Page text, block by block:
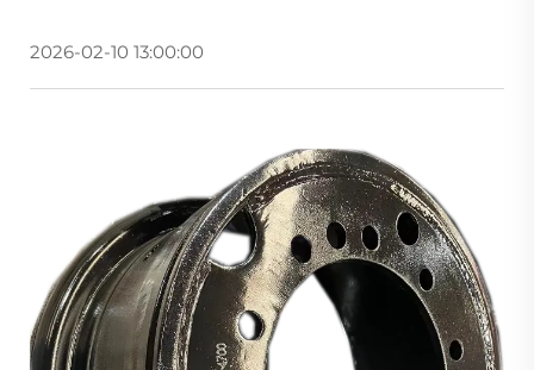
2026-02-10 13:00:00